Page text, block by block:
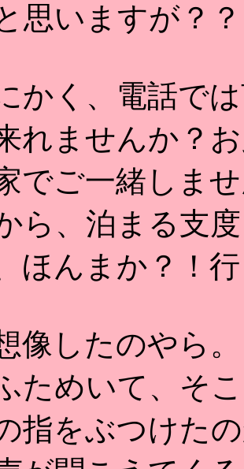
思いますが？
かく、電話で
れませんか？
でご一緒しま
ら、泊まる支
ほんまか？！
像したのやら。
ためいて、そ
指をぶつけた